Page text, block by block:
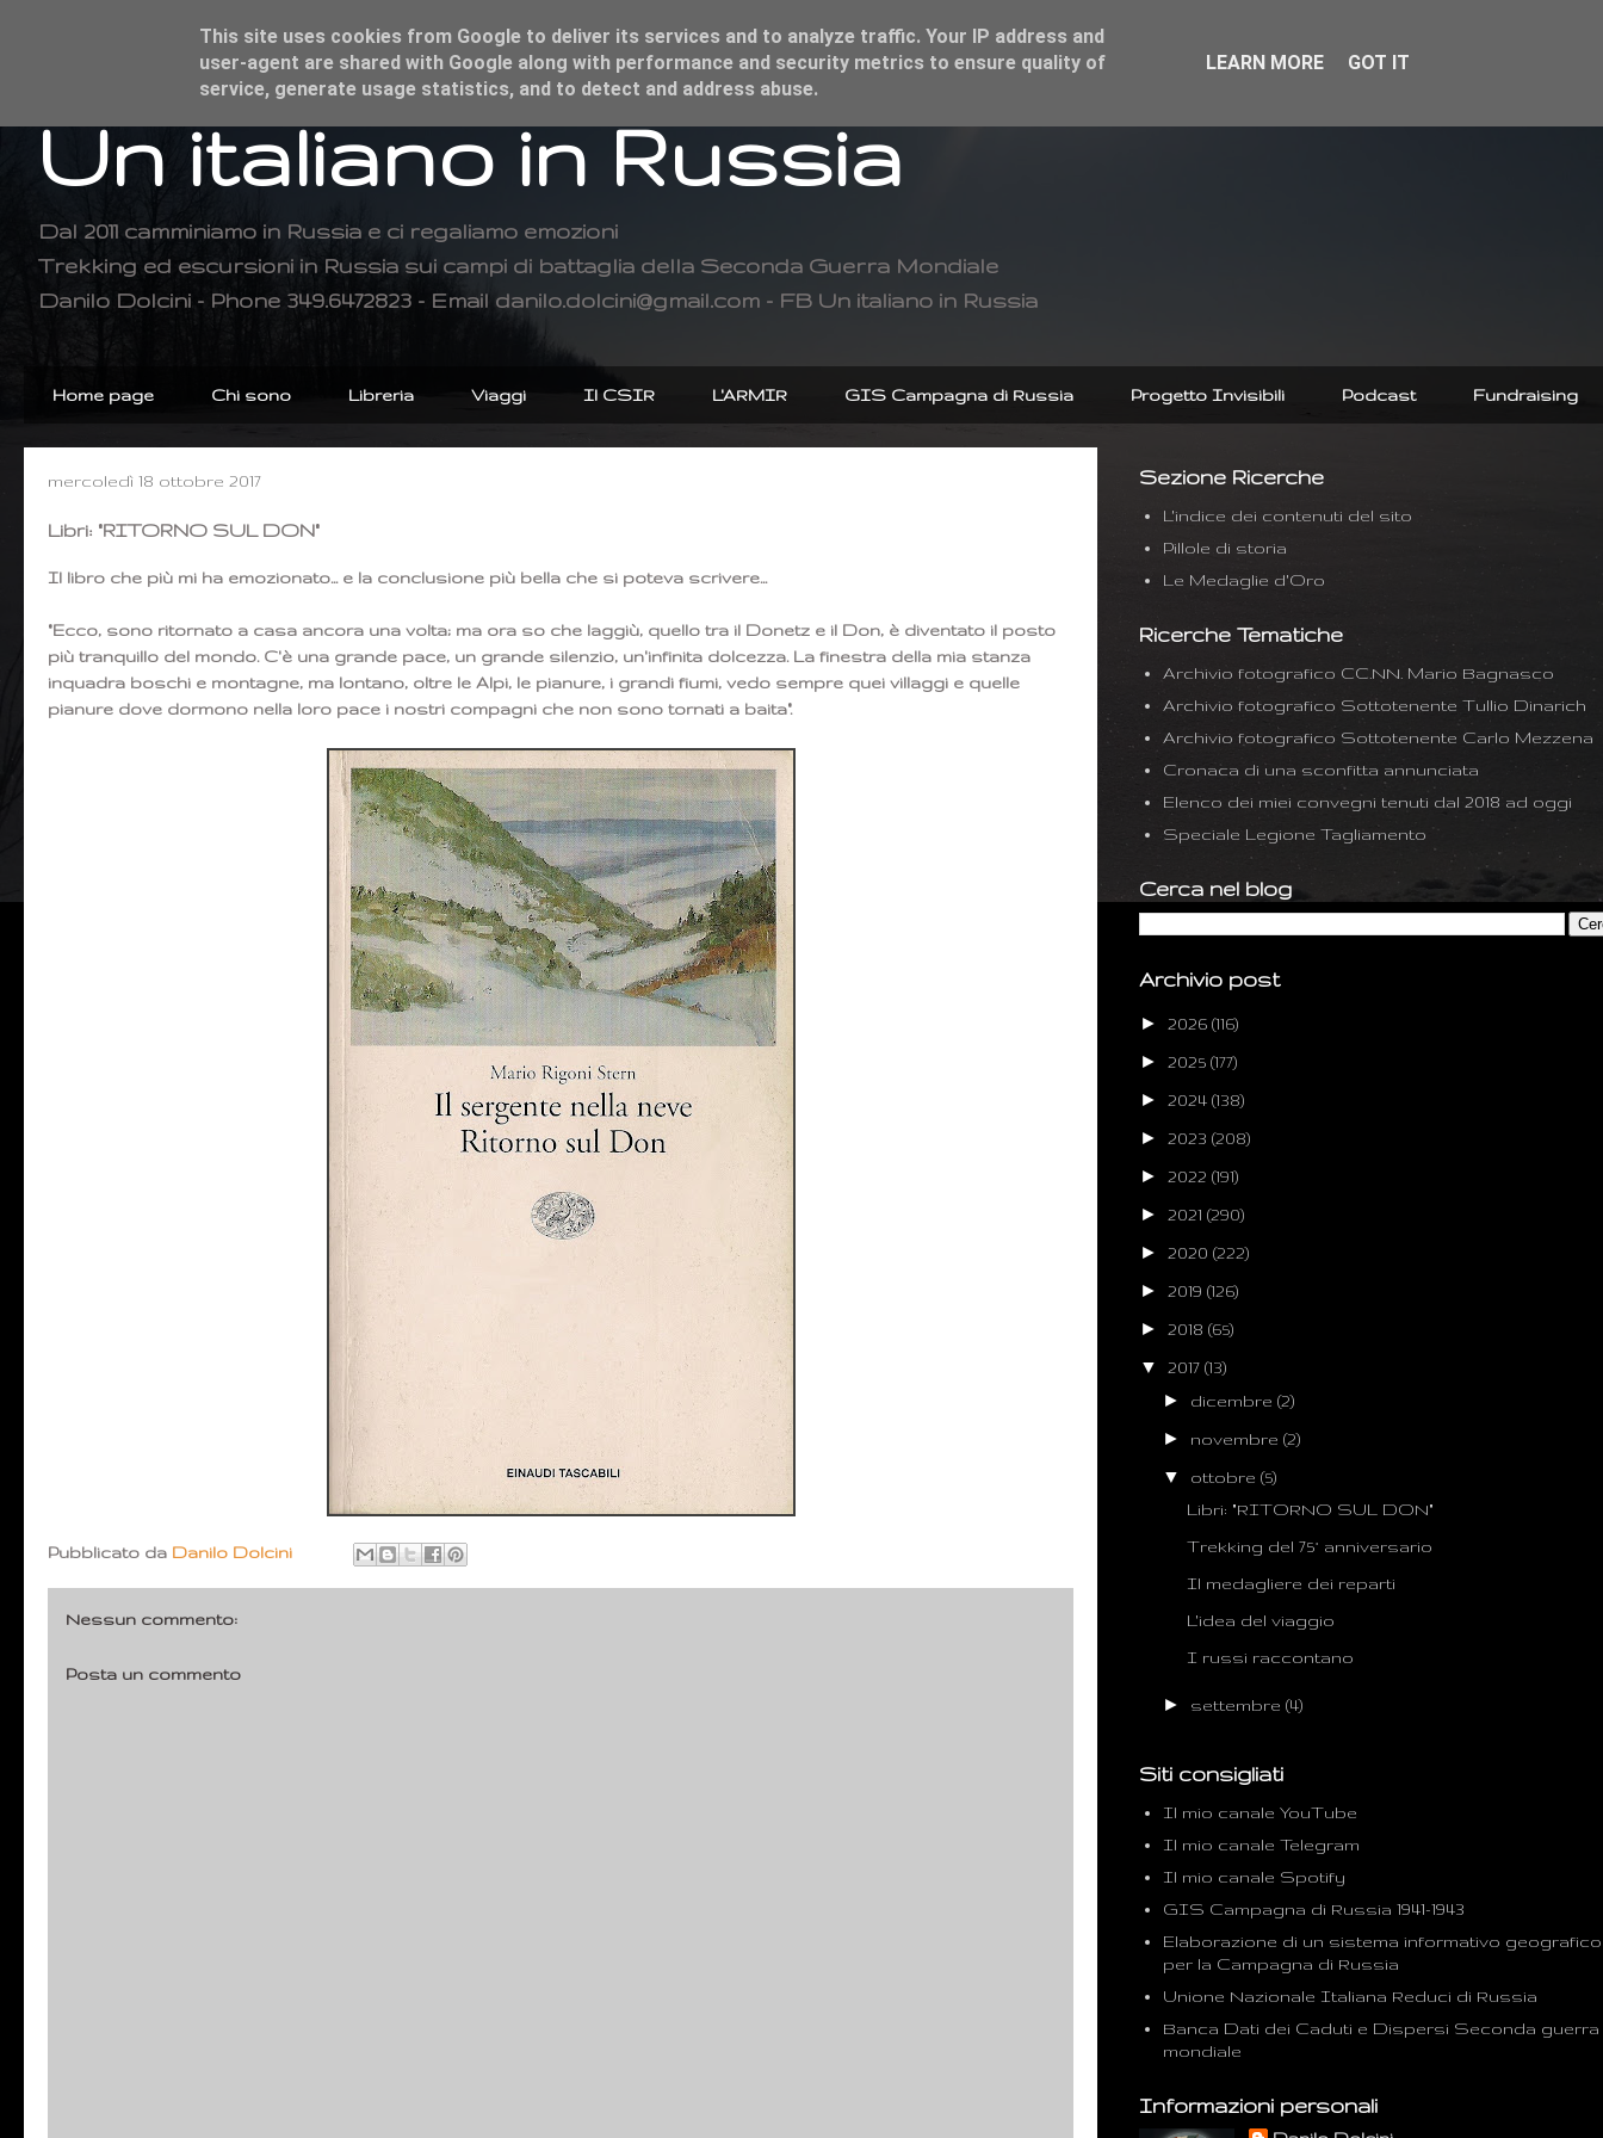
Un italiano in Russia
Dal 2011 camminiamo in Russia e ci regaliamo emozioni
Trekking ed escursioni in Russia sui campi di battaglia della Seconda Guerra Mondiale
Danilo Dolcini - Phone 349.6472823 - Email danilo.dolcini@gmail.com - FB Un italiano in Russia
Home page Chi sono Libreria Viaggi Il CSIR L'ARMIR GIS Campagna di Russia Progetto Invisibili Podcast Fundraising
mercoledì 18 ottobre 2017
Libri: "RITORNO SUL DON"
Il libro che più mi ha emozionato... e la conclusione più bella che si poteva scrivere...
"Ecco, sono ritornato a casa ancora una volta; ma ora so che laggiù, quello tra il Donetz e il Don, è diventato il posto
più tranquillo del mondo. C'è una grande pace, un grande silenzio, un'infinita dolcezza. La finestra della mia stanza
inquadra boschi e montagne, ma lontano, oltre le Alpi, le pianure, i grandi fiumi, vedo sempre quei villaggi e quelle
pianure dove dormono nella loro pace i nostri compagni che non sono tornati a baita".
Pubblicato da Danilo Dolcini
Nessun commento:
Posta un commento
Sezione Ricerche
L'indice dei contenuti del sito
Pillole di storia
Le Medaglie d'Oro
Ricerche Tematiche
Archivio fotografico CC.NN. Mario Bagnasco
Archivio fotografico Sottotenente Tullio Dinarich
Archivio fotografico Sottotenente Carlo Mezzena
Cronaca di una sconfitta annunciata
Elenco dei miei convegni tenuti dal 2018 ad oggi
Speciale Legione Tagliamento
Cerca nel blog
Archivio post
► 2026 (116)
► 2025 (177)
► 2024 (138)
► 2023 (208)
► 2022 (191)
► 2021 (290)
► 2020 (222)
► 2019 (126)
► 2018 (65)
▼ 2017 (13)
► dicembre(2)
► novembre(2)
▼ ottobre(5)
Libri: "RITORNO SUL DON"
Trekking del 75° anniversario
Il medagliere dei reparti
L'idea del viaggio
I russi raccontano
► settembre(4)
Siti consigliati
Il mio canale YouTube
Il mio canale Telegram
Il mio canale Spotify
GIS Campagna di Russia 1941-1943
Elaborazione di un sistema informativo geografico
per la Campagna di Russia
Unione Nazionale Italiana Reduci di Russia
Banca Dati dei Caduti e Dispersi Seconda guerra
mondiale
Informazioni personali
This site uses cookies from Google to deliver its services and to analyze traffic. Your IP address and
user-agent are shared with Google along with performance and security metrics to ensure quality of
service, generate usage statistics, and to detect and address abuse.
LEARN MORE GOT IT